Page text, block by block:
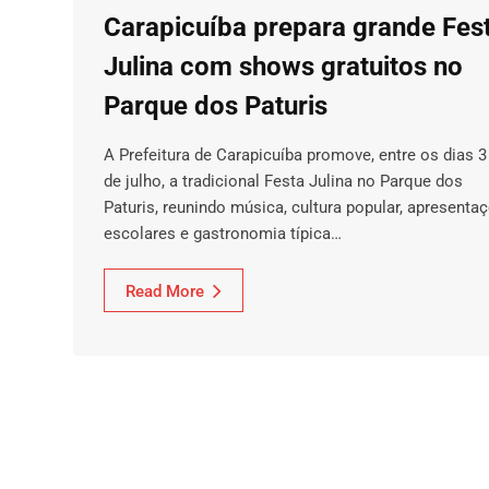
Carapicuíba prepara grande
Julina com shows gratuitos no
Parque dos Paturis
A Prefeitura de Carapicuíba promove, entre os dias
de julho, a tradicional Festa Julina no Parque dos
Paturis, reunindo música, cultura popular,
escolares e gastronomia típica…
Read More